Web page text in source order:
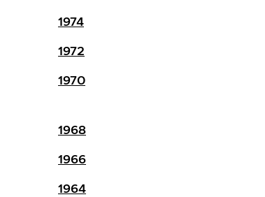
1974
1972
1970
1968
1966
1964